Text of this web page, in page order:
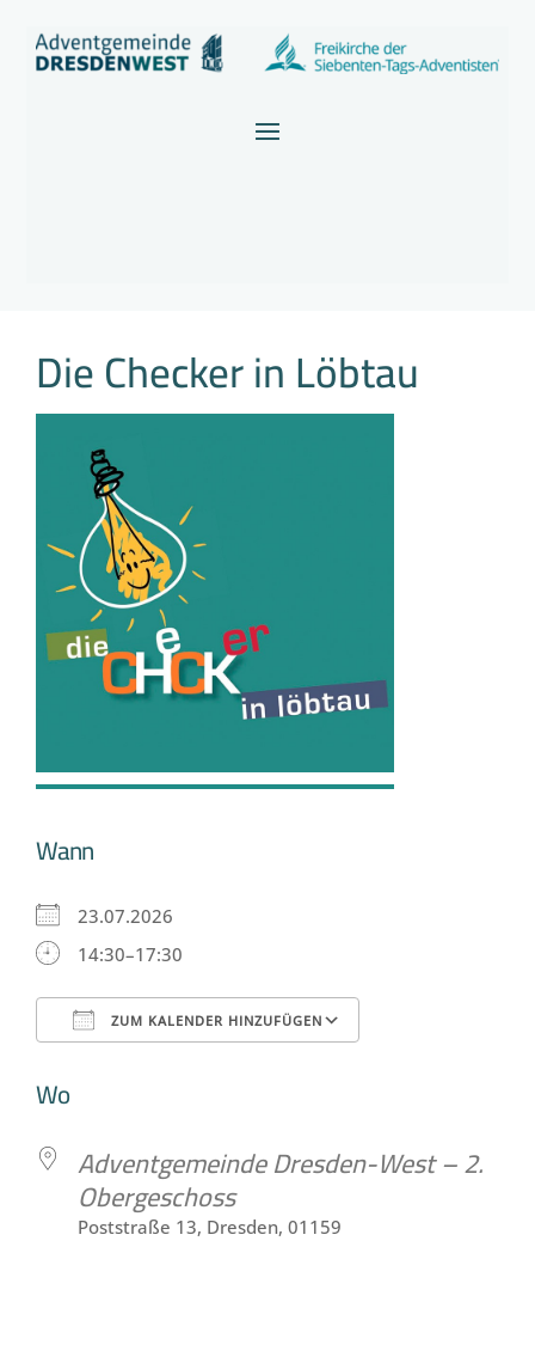
Die Checker in Löbtau
Wann
23.07.2026
14:30–17:30
ZUM KALENDER HINZUFÜGEN
Wo
Adventgemeinde Dresden-West – 2.
Obergeschoss
Poststraße 13, Dresden, 01159